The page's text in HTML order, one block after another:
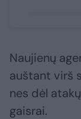
Naujienų
auštant virš
nes dėl
gaisrai.